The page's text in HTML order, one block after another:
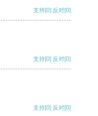
支持[0] 反对[0]
支持[0] 反对[0]
支持[0] 反对[0]